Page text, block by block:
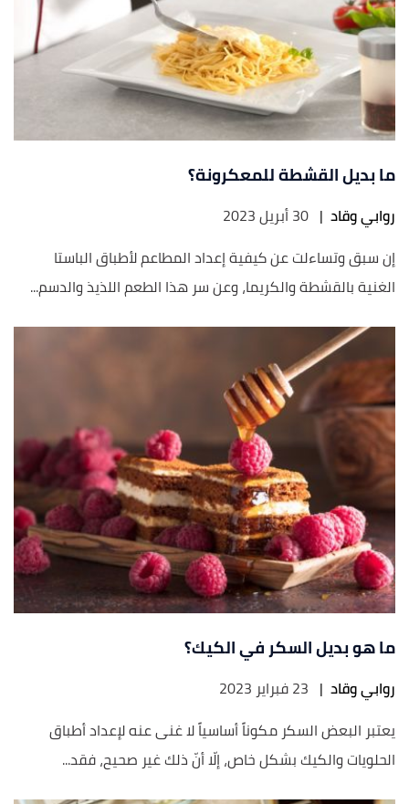
ما بديل القشطة للمعكرونة؟
روابي وقاد | 30 أبريل 2023
إن سبق وتساءلت عن كيفية إعداد المطاعم لأطباق الباستا
الغنية بالقشطة والكريما، وعن سر هذا الطعم اللذيذ والدسم...
ما هو بديل السكر في الكيك؟
روابي وقاد | 23 فبراير 2023
يعتبر البعض السكر مكوناً أساسياً لا غنى عنه لإعداد أطباق
الحلويات والكيك بشكل خاص، إلّا أنّ ذلك غير صحيح، فقد...